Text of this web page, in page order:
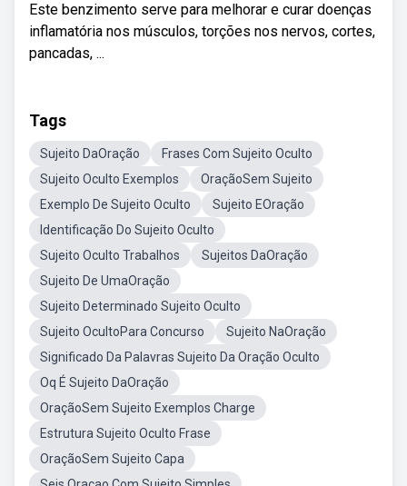
Este benzimento serve para melhorar e curar doenças
inflamatória nos músculos, torções nos nervos, cortes,
pancadas, ...
Tags
Sujeito DaOração
Frases Com Sujeito Oculto
Sujeito Oculto Exemplos
OraçãoSem Sujeito
Exemplo De Sujeito Oculto
Sujeito EOração
Identificação Do Sujeito Oculto
Sujeito Oculto Trabalhos
Sujeitos DaOração
Sujeito De UmaOração
Sujeito Determinado Sujeito Oculto
Sujeito OcultoPara Concurso
Sujeito NaOração
Significado Da Palavras Sujeito Da Oração Oculto
Oq É Sujeito DaOração
OraçãoSem Sujeito Exemplos Charge
Estrutura Sujeito Oculto Frase
OraçãoSem Sujeito Capa